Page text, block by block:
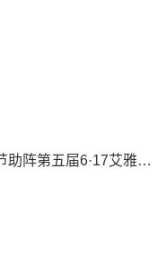
联合国世界生态组织与四国驻华使节助阵第五届6·17艾雅康世界爱鸟节